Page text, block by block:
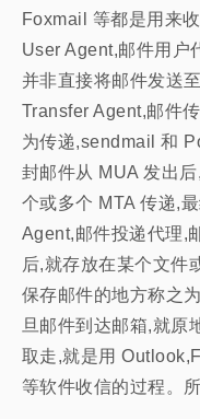
Foxmail 等都是用来
User Agent,邮件用户
并非直接将邮件发送
Transfer Agent,邮件
为传递,sendmail 和
封邮件从 MUA 发出
个或多个 MTA 传递,
Agent,邮件投递代理,
后,就存放在某个文件
保存邮件的地方称之
旦邮件到达邮箱,就原
取走,就是用
等软件收信的过程。